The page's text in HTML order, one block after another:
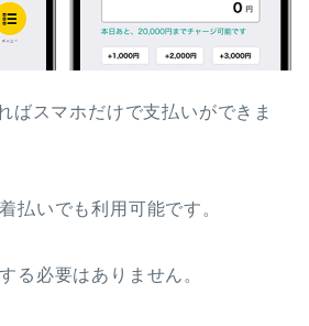
ばスマホだけで支払いができま
払いでも利用可能です。
る必要はありません。